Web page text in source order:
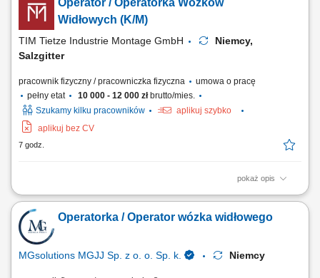
Operator / Operatorka Wózków
Widłowych (K/M)
TIM Tietze Industrie Montage GmbH
Niemcy,
Salzgitter
pracownik fizyczny / pracowniczka fizyczna
umowa o pracę
pełny etat
10 000 - 12 000 złbrutto/mies.
Szukamy kilku pracowników
aplikuj szybko
aplikuj bez CV
7 godz.
pokaż opis
Opis stanowiska: Prowadzenie prac przeładunkowych oraz
manewrowanie wózkami wysokiego składowania i urządzeniami
czołowymi. Bezpieczny transport wewnętrzny, rozładunek dostaw oraz
lokowanie gabarytowych komponentów produkcyjnych w strefach
regałowych. Przygotowywanie towarów do wysyłki...
Operatorka / Operator wózka widłowego
MGsolutions MGJJ Sp. z o. o. Sp. k. Niemcy